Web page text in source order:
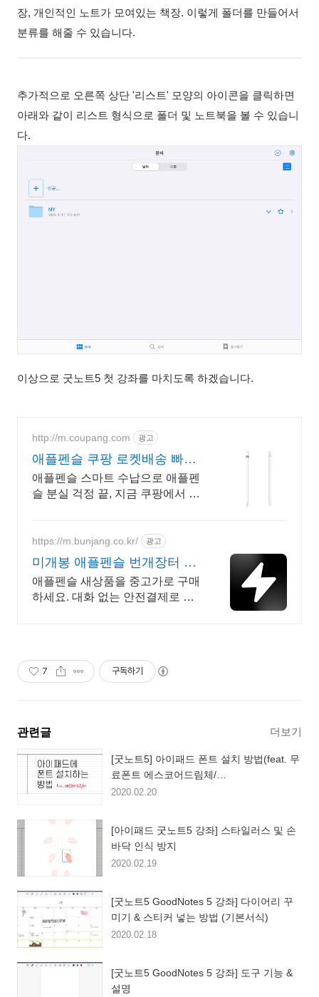
장, 개인적인 노트가 모여있는 책장. 이렇게 폴더를 만들어서
분류를 해줄 수 있습니다.
추가적으로 오른쪽 상단 '리스트' 모양의 아이콘을 클릭하면
아래와 같이 리스트 형식으로 폴더 및 노트북을 볼 수 있습니
다.
이상으로 굿노트5 첫 강좌를 마치도록 하겠습니다.
http://m.coupang.com 광고
애플펜슬 쿠팡 로켓배송 빠른
배송
애플펜슬 스마트 수납으로 애플펜
슬 분실 걱정 끝, 지금 쿠팡에서 만
료배송으로 받으세요.
https://m.bunjang.co.kr/ 광고
미개봉 애플펜슬 번개장터 국
내 최대 브랜드 중고거래
애플펜슬 새상품을 중고가로 구매
하세요. 대화 없는 안전결제로 간
7 구독하기
관련글 더보기
[굿노트5] 아이패드 폰트 설치 방법(feat. 무
료폰트 에스코어드림체/
RightFont/Documents)
2020.02.20
[아이패드 굿노트5 강좌] 스타일러스 및 손
바닥 인식 방지
2020.02.19
[굿노트5 GoodNotes 5 강좌] 다이어리 꾸
미기 & 스티커 넣는 방법 (기본서식)
2020.02.18
[굿노트5 GoodNotes 5 강좌] 도구 기능 &
설명